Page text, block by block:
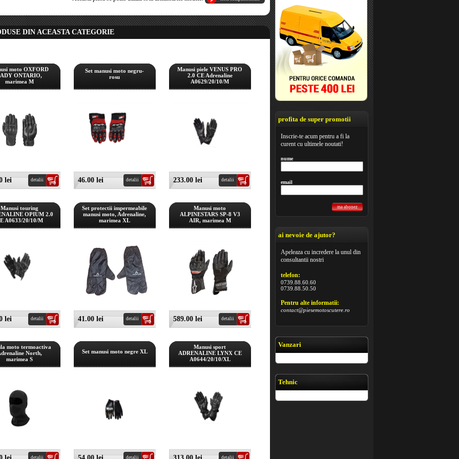
DIN ACEASTA CATEGORIE
moto OXFORD
ONTARIO,
marimea M
lei detalii
Set manusi moto negru-
rosu
46.00 lei detalii
Manusi piele VENUS PRO
2.0 CE Adrenaline
A0629/20/10/M
233.00 lei detalii
Manusi touring
OPIUM 2.0
A0633/20/10/M
lei detalii
Set protectii impermeabile
manusi moto, Adrenaline,
marimea XL
41.00 lei detalii
Manusi moto
ALPINESTARS SP-8 V3
AIR, marimea M
589.00 lei detalii
moto termoactiva
North,
marimea S
detalii
Set manusi moto negre XL
detalii
Manusi sport
ADRENALINE LYNX CE
A0644/20/10/XL
detalii
profita de super promotii
Inscrie-te acum pentru a fi la
curent cu ultimele noutati!
nume
email
ma abonez
ai nevoie de ajutor?
Apeleaza cu incredere la unul din
consultantii nostri
telefon:
0739.88.60.60
0739.88.50.50
Pentru alte informatii:
contact@piesemotoscutere.ro
Vanzari
Tehnic